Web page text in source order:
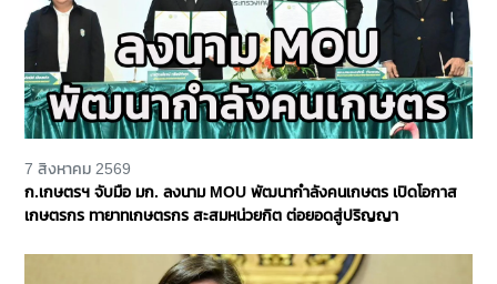
7 สิงหาคม 2569
ก.เกษตรฯ จับมือ มก. ลงนาม MOU พัฒนากำลังคนเกษตร เปิดโอกาส
เกษตรกร ทายาทเกษตรกร สะสมหน่วยกิต ต่อยอดสู่ปริญญา